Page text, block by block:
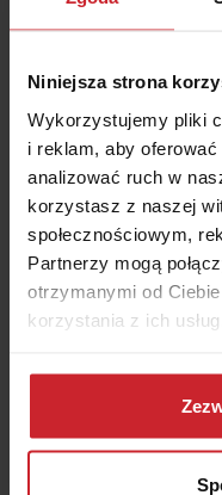
Niniejsza strona
Wykorzystujemy pliki
i reklam, aby
analizować ruch w
korzystasz z naszej
społecznościowym,
Partnerzy mogą
otrzymanymi od
korzystania z ich usług.
Dowiedz się więcej
można się z nami
przetwarzamy dane
elektroniczną i
Informacje
o
#autostrady i